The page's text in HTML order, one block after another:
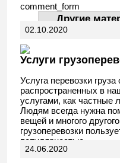
comment_form
Другие
АвтоДела
02.10.2020
Услуги
Услуга перевозки
распространенных в
услугами, как частные
Людям всегда нужна
вещей и многого
грузоперевозки
популярностью.
24.06.2020